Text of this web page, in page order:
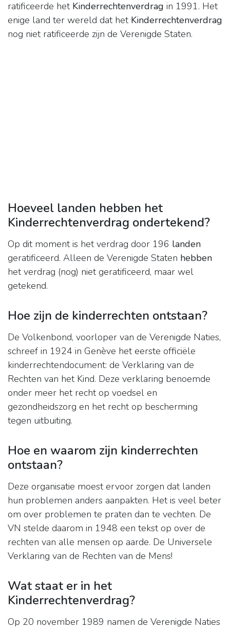
ratificeerde het Kinderrechtenverdrag in 1991. Het
enige land ter wereld dat het Kinderrechtenverdrag
nog niet ratificeerde zijn de Verenigde Staten.
Hoeveel landen hebben het
Kinderrechtenverdrag ondertekend?
Op dit moment is het verdrag door 196 landen
geratificeerd. Alleen de Verenigde Staten hebben
het verdrag (nog) niet geratificeerd, maar wel
getekend.
Hoe zijn de kinderrechten ontstaan?
De Volkenbond, voorloper van de Verenigde Naties,
schreef in 1924 in Genève het eerste officiële
kinderrechtendocument: de Verklaring van de
Rechten van het Kind. Deze verklaring benoemde
onder meer het recht op voedsel en
gezondheidszorg en het recht op bescherming
tegen uitbuiting.
Hoe en waarom zijn kinderrechten
ontstaan?
Deze organisatie moest ervoor zorgen dat landen
hun problemen anders aanpakten. Het is veel beter
om over problemen te praten dan te vechten. De
VN stelde daarom in 1948 een tekst op over de
rechten van alle mensen op aarde. De Universele
Verklaring van de Rechten van de Mens!
Wat staat er in het
Kinderrechtenverdrag?
Op 20 november 1989 namen de Verenigde Naties